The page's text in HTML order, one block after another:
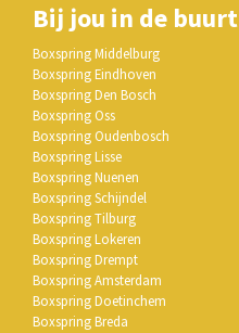
Bij jou in de buurt
Boxspring Middelburg
Boxspring Eindhoven
Boxspring Den Bosch
Boxspring Oss
Boxspring Oudenbosch
Boxspring Lisse
Boxspring Nuenen
Boxspring Schijndel
Boxspring Tilburg
Boxspring Lokeren
Boxspring Drempt
Boxspring Amsterdam
Boxspring Doetinchem
Boxspring Breda